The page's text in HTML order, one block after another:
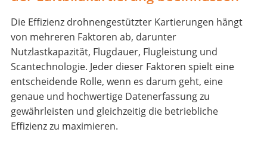
Die Effizienz drohnengestützter Kartierungen hängt
von mehreren Faktoren ab, darunter
Nutzlastkapazität, Flugdauer, Flugleistung und
Scantechnologie. Jeder dieser Faktoren spielt eine
entscheidende Rolle, wenn es darum geht, eine
genaue und hochwertige Datenerfassung zu
gewährleisten und gleichzeitig die betriebliche
Effizienz zu maximieren.